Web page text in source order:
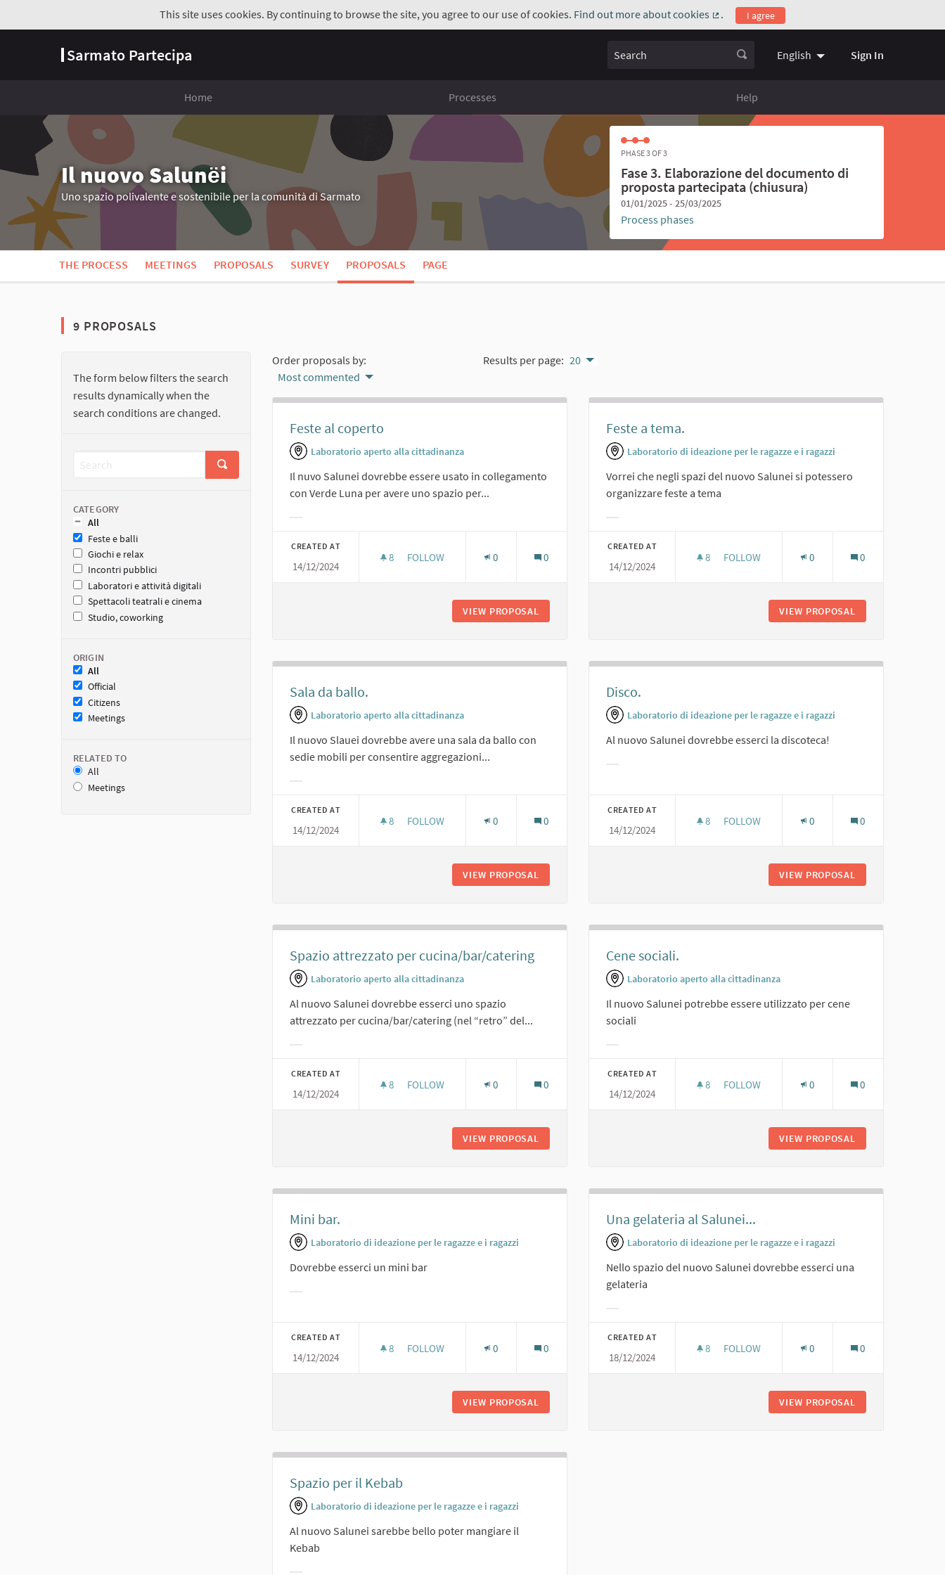
This site uses cookies. By continuing to browse the site, you agree to our use of cookies. Find out more about cookies
(External link)
. I agree
Sarmato Partecipa Search English Choose language
Sign In
Home Processes Help
Il nuovo Salunёi
Uno spazio polivalente e sostenibile per la comunità di Sarmato
PHASE 3 OF 3
Fase 3. Elaborazione del documento di
proposta partecipata (chiusura)
01/01/2025 - 25/03/2025
Process phases
THE PROCESS MEETINGS PROPOSALS SURVEY PROPOSALS PAGE
9 PROPOSALS
The form below filters the search
results dynamically when the
search conditions are changed.
CATEGORY
All
Feste e balli
Giochi e relax
Incontri pubblici
Laboratori e attività digitali
Spettacoli teatrali e cinema
Studio, coworking
ORIGIN
All
Official
Citizens
Meetings
RELATED TO
All
Meetings
Order proposals by:
Most commented
Results per page: 20
Feste al coperto
Laboratorio aperto alla cittadinanza
Il nuvo Salunei dovrebbe essere usato in collegamento
con Verde Luna per avere uno spazio per...
CREATED AT
14/12/2024
8 8 FOLLOWERS
FOLLOW 0 0
VIEW PROPOSAL
Feste a tema.
Laboratorio di ideazione per le ragazze e i ragazzi
Vorrei che negli spazi del nuovo Salunei si potessero
organizzare feste a tema
CREATED AT
14/12/2024
8 8 FOLLOWERS
FOLLOW 0 0
VIEW PROPOSAL
Sala da ballo.
Laboratorio aperto alla cittadinanza
Il nuovo Slauei dovrebbe avere una sala da ballo con
sedie mobili per consentire aggregazioni...
CREATED AT
14/12/2024
8 8 FOLLOWERS
FOLLOW 0 0
VIEW PROPOSAL
Disco.
Laboratorio di ideazione per le ragazze e i ragazzi
Al nuovo Salunei dovrebbe esserci la discoteca!
CREATED AT
14/12/2024
8 8 FOLLOWERS
FOLLOW 0 0
VIEW PROPOSAL
Spazio attrezzato per cucina/bar/catering
Laboratorio aperto alla cittadinanza
Al nuovo Salunei dovrebbe esserci uno spazio
attrezzato per cucina/bar/catering (nel “retro” del...
CREATED AT
14/12/2024
8 8 FOLLOWERS
FOLLOW
SPAZIO ATTREZZATO PER CUCINA/BAR/CATERING
0 0
VIEW PROPOSAL
Cene sociali.
Laboratorio aperto alla cittadinanza
Il nuovo Salunei potrebbe essere utilizzato per cene
sociali
CREATED AT
14/12/2024
8 8 FOLLOWERS
FOLLOW 0 0
VIEW PROPOSAL
Mini bar.
Laboratorio di ideazione per le ragazze e i ragazzi
Dovrebbe esserci un mini bar
CREATED AT
14/12/2024
8 8 FOLLOWERS
FOLLOW 0 0
VIEW PROPOSAL
Una gelateria al Salunei...
Laboratorio di ideazione per le ragazze e i ragazzi
Nello spazio del nuovo Salunei dovrebbe esserci una
gelateria
CREATED AT
18/12/2024
8 8 FOLLOWERS
FOLLOW 0 0
VIEW PROPOSAL
Spazio per il Kebab
Laboratorio di ideazione per le ragazze e i ragazzi
Al nuovo Salunei sarebbe bello poter mangiare il
Kebab